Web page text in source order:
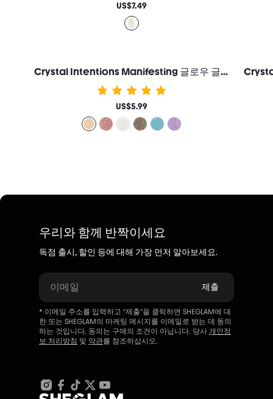
US$7.49
Crystal Intentions Manifesting 글로우 글리터 아이섀도우-Citrine 여성과 소녀를 위한 브랜드 뷰티 코스메틱 메이크업
US$5.99
우리와 함께 반짝이세요
독점 출시, 할인 등에 대해 가장 먼저 알아보세요.
이메일 제출
* 이메일 주소를 입력하고 "제출"을 클릭하면 SHEGLAM에 대
한 또는 SHEGLAM의 마케팅 메시지를 이메일로 받는 데 동의
하는 것입니다. 동의는 구매의 조건이 아닙니다. 당사 개인정
보 처리방침 및 약관를 참조하십시오.